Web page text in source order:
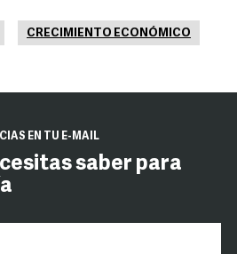
CRECIMIENTO ECONÓMICO
EN TU E-MAIL
saber para